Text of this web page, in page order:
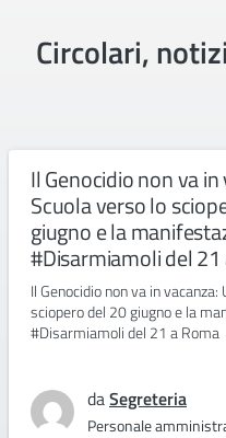
Circolari,
Il Genocidio non va in
Scuola verso lo
giugno e la
#Disarmiamoli del 21
Il Genocidio non va in
sciopero del 20 giugno e la
#Disarmiamoli del 21 a Roma
daSegreteria
Personale